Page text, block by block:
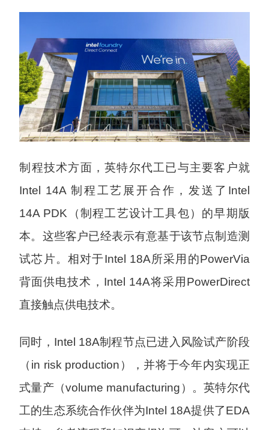
制程技术方面，英特尔代工已与主要客户就
Intel 14A 制程工艺展开合作，发送了Intel
14A PDK（制程工艺设计工具包）的早期版
本。这些客户已经表示有意基于该节点制造测
试芯片。相对于Intel 18A所采用的PowerVia
背面供电技术，Intel 14A将采用PowerDirect
直接触点供电技术。
同时，Intel 18A制程节点已进入风险试产阶段
（in risk production），并将于今年内实现正
式量产（volume manufacturing）。英特尔代
工的生态系统合作伙伴为Intel 18A提供了EDA